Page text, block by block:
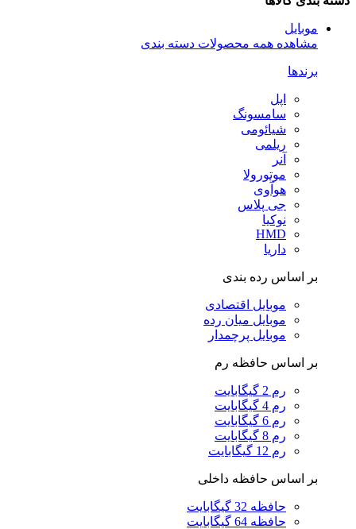
موبایل
مشاهده همه محصولات دسته بندی
برندها
اپل
سامسونگ
شیائومی
ریلمی
آنر
موتورولا
هوآوی
جی پلاس
نوکیا
HMD
داریا
بر اساس رده بندی
موبایل اقتصادی
موبایل میان رده
موبایل پرچمدار
بر اساس حافظه رم
رم 2 گیگابایت
رم 4 گیگابایت
رم 6 گیگابایت
رم 8 گیگابایت
رم 12 گیگابایت
بر اساس حافظه داخلی
حافظه 32 گیگابایت
حافظه 64 گیگابایت